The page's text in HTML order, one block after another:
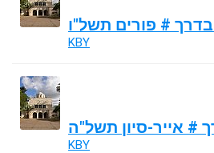
# פורים תשל"ו
KBY
# אייר-סיון תשל"ה
KBY